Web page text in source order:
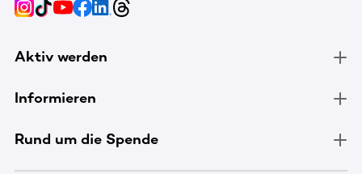
Aktiv werden
Informieren
Rund um die Spende